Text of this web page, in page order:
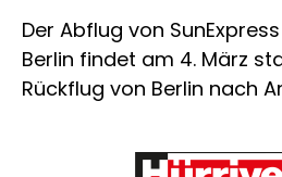
Der Abflug von
Berlin findet am 4. März
Rückflug von Berlin nach